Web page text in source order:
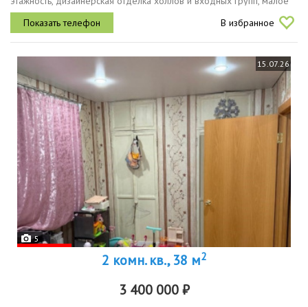
количество квартир на этаже создают комфортные условия для
будущих...
В избранное
15.07.26
5
2 комн. кв., 38 м2
3 400 000 ₽